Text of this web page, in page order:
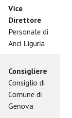
Vice
Direttore
Personale di
Anci Liguria
Consigliere
Consiglio di
Comune di
Genova